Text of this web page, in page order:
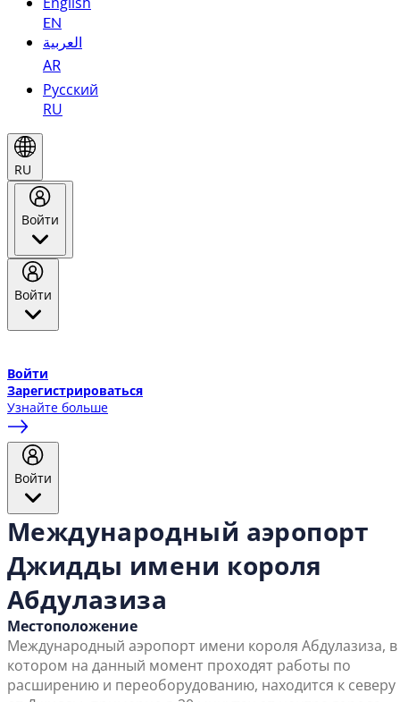
EN
العربية
AR
Русский
RU
RU
Войти
Войти
Войти
Зарегистрироваться
Узнайте больше
Войти
Международный аэропорт
Джидды имени короля
Абдулазиза
Местоположение
Международный аэропорт имени короля Абдулазиза, в
котором на данный момент проходят работы по
расширению и переоборудованию, находится к северу